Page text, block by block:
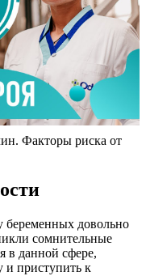
Факторы риска от
беременных довольно
сомнительные
в данной сфере,
и приступить к